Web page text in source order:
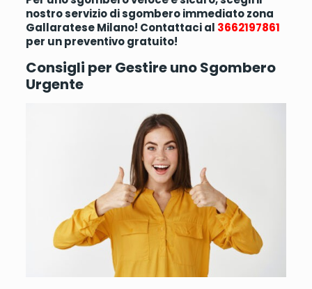
nostro servizio di sgombero immediato zona
Gallaratese Milano! Contattaci al 3662197861
per un preventivo gratuito!
Consigli per Gestire uno Sgombero
Urgente